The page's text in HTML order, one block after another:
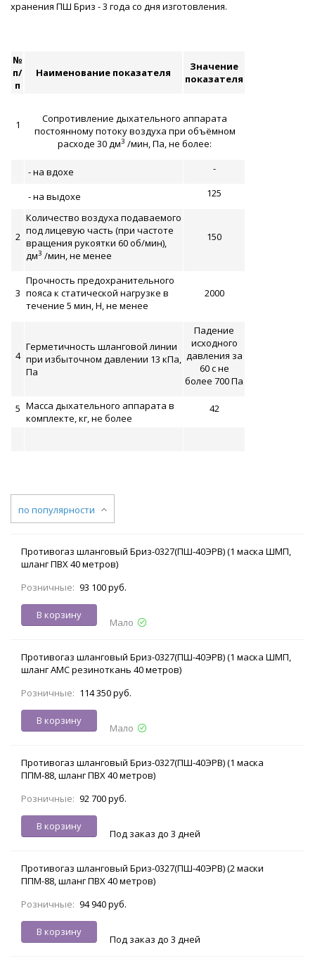
хранения ПШ Бриз - 3 года со дня изготовления.
№
п/
п
Наименование показателя
Значение
показателя
1
Сопротивление дыхательного аппарата
постоянному потоку воздуха при объёмном
расходе 30 дм3 /мин, Па, не более:
- на вдохе -
- на выдохе 125
2
Количество воздуха подаваемого
под лицевую часть (при частоте
вращения рукоятки 60 об/мин),
дм3 /мин, не менее
150
3
Прочность предохранительного
пояса к статической нагрузке в
течение 5 мин, Н, не менее
2000
4
Герметичность шланговой линии
при избыточном давлении 13 кПа,
Па
Падение
исходного
давления за
60 с не
более 700 Па
5 Масса дыхательного аппарата в
комплекте, кг, не более
42
по популярности
Противогаз шланговый Бриз-0327(ПШ-40ЭРВ) (1 маска ШМП,
шланг ПВХ 40 метров)
Розничные: 93 100 руб.
В корзину
Мало
Противогаз шланговый Бриз-0327(ПШ-40ЭРВ) (1 маска ШМП,
шланг АМС резиноткань 40 метров)
Розничные: 114 350 руб.
В корзину
Мало
Противогаз шланговый Бриз-0327(ПШ-40ЭРВ) (1 маска
ППМ-88, шланг ПВХ 40 метров)
Розничные: 92 700 руб.
В корзину
Под заказ до 3 дней
Противогаз шланговый Бриз-0327(ПШ-40ЭРВ) (2 маски
ППМ-88, шланг ПВХ 40 метров)
Розничные: 94 940 руб.
В корзину
Под заказ до 3 дней